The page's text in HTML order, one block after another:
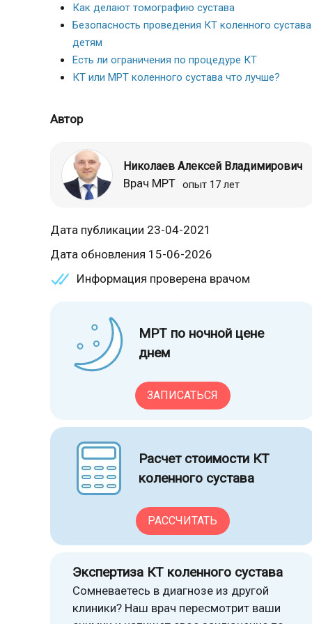
Как делают томографию сустава
Безопасность проведения КТ коленного сустава
детям
Есть ли ограничения по процедуре КТ
КТ или МРТ коленного сустава что лучше?
Автор
Николаев Алексей Владимирович
Врач МРТ опыт 17 лет
Дата публикации 23-04-2021
Дата обновления 15-06-2026
Информация проверена врачом
МРТ по ночной цене
днем
ЗАПИСАТЬСЯ
Расчет стоимости КТ
коленного сустава
РАССЧИТАТЬ
Экспертиза КТ коленного сустава
Сомневаетесь в диагнозе из другой
клиники? Наш врач пересмотрит ваши